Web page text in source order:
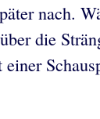
nach.
die